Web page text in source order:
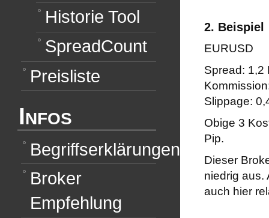
2. Beispiel
EURUSD
Spread: 1,2
Slippage:
Obige 3
Pip.
Dieser
niedrig aus.
auch hier
Historie Tool
SpreadCount
Preisliste
Infos
Begriffserklärungen
Broker
Empfehlung